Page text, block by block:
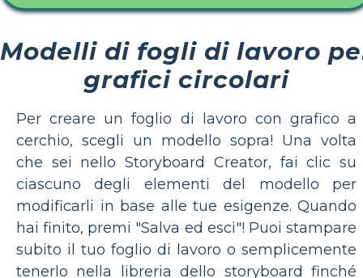
Modelli di fogli di lavoro
grafici circolari
Per creare un foglio di lavoro con grafico a
cerchio, scegli un modello sopra! Una volta
che sei nello Storyboard Creator, fai clic su
ciascuno degli elementi del modello per
modificarli in base alle tue esigenze. Quando
hai finito, premi "Salva ed esci"! Puoi stampare
subito il tuo foglio di lavoro o semplicemente
tenerlo nella libreria dello storyboard finché